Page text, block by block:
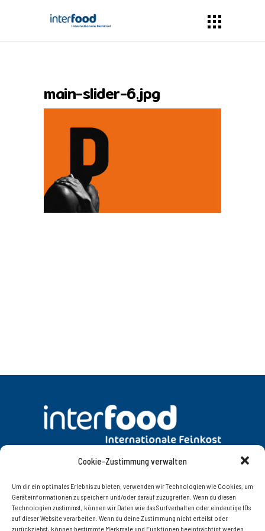
Cookie-Zustimmung verwalten
Um dir ein optimales Erlebnis zu bieten, verwenden wir Technologien wie Cookies, um
Geräteinformationen zu speichern und/oder darauf zuzugreifen. Wenn du diesen
Technologien zustimmst, können wir Daten wie das Surfverhalten oder eindeutige IDs
auf dieser Website verarbeiten. Wenn du deine Zustimmung nicht erteilst oder
zurückziehst, können bestimmte Merkmale und Funktionen beeinträchtigt werden.
main-slider-6.jpg
KONTAKT IMPRESSUM